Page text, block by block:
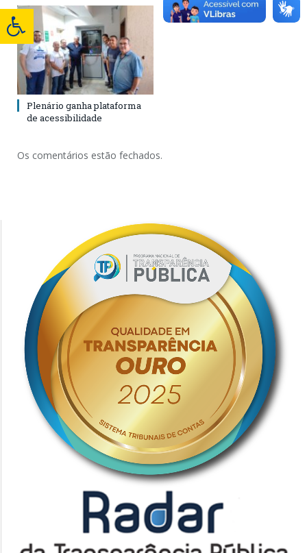
Plenário ganha plataforma
de acessibilidade
Os comentários estão fechados.